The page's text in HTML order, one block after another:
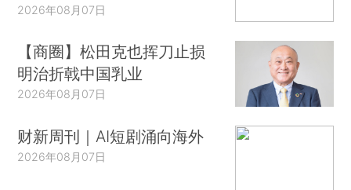
2026年08月07日
【商圈】松田克也挥刀止损
明治折戟中国乳业
2026年08月07日
财新周刊｜AI短剧涌向海外
2026年08月07日